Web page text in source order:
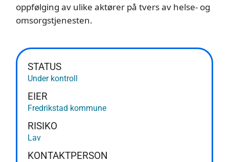
oppfølging av ulike aktører på tvers av helse- og
omsorgstjenesten.
STATUS
Under kontroll
EIER
Fredrikstad kommune
RISIKO
Lav
KONTAKTPERSON